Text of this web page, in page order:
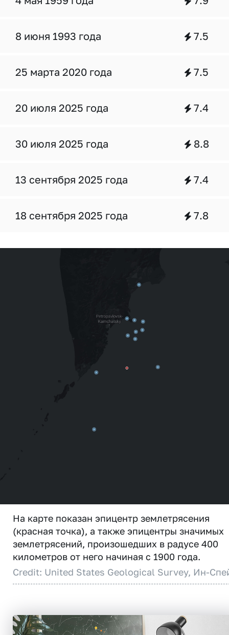
8 июня 1993 года 7.5
25 марта 2020 года 7.5
20 июля 2025 года 7.4
30 июля 2025 года 8.8
13 сентября 2025 года 7.4
18 сентября 2025 года 7.8
На карте показан эпицентр землетрясения
(красная точка), а также эпицентры значимых
землетрясений, произошедших в радусе 400
километров от него начиная с 1900 года.
Credit: United States Geological Survey, Ин-